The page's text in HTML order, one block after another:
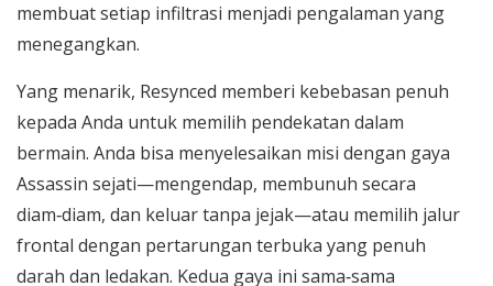
membuat setiap infiltrasi menjadi pengalaman yang
menegangkan.
Yang menarik, Resynced memberi kebebasan penuh
kepada Anda untuk memilih pendekatan dalam
bermain. Anda bisa menyelesaikan misi dengan gaya
Assassin sejati—mengendap, membunuh secara
diam‑diam, dan keluar tanpa jejak—atau memilih jalur
frontal dengan pertarungan terbuka yang penuh
darah dan ledakan. Kedua gaya ini sama‑sama